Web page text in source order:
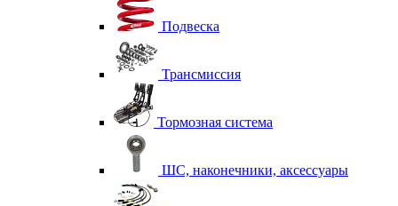
Подвеска
Трансмиссия
Тормозная система
ШС, наконечники, аксессуары